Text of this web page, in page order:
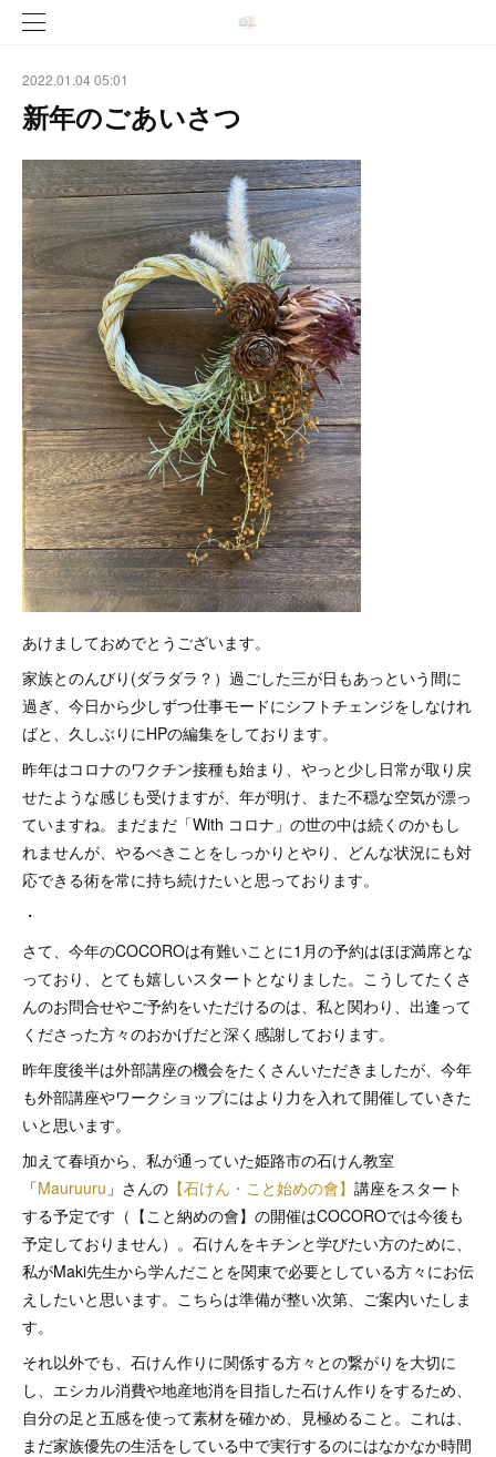
2022.01.04 05:01
新年のごあいさつ
あけましておめでとうございます。
家族とのんびり(ダラダラ？）過ごした三が日もあっという間に
過ぎ、今日から少しずつ仕事モードにシフトチェンジをしなけれ
ばと、久しぶりにHPの編集をしております。
昨年はコロナのワクチン接種も始まり、やっと少し日常が取り戻
せたような感じも受けますが、年が明け、また不穏な空気が漂っ
ていますね。まだまだ「With コロナ」の世の中は続くのかもし
れませんが、やるべきことをしっかりとやり、どんな状況にも対
応できる術を常に持ち続けたいと思っております。
・
さて、今年のCOCOROは有難いことに1月の予約はほぼ満席とな
っており、とても嬉しいスタートとなりました。こうしてたくさ
んのお問合せやご予約をいただけるのは、私と関わり、出逢って
くださった方々のおかげだと深く感謝しております。
昨年度後半は外部講座の機会をたくさんいただきましたが、今年
も外部講座やワークショップにはより力を入れて開催していきた
いと思います。
加えて春頃から、私が通っていた姫路市の石けん教室
「Mauruuru 」さんの 【石けん・こと始めの會】 講座をスタート
する予定です（【こと納めの會】の開催はCOCOROでは今後も
予定しておりません）。石けんをキチンと学びたい方のために、
私がMaki先生から学んだことを関東で必要としている方々にお伝
えしたいと思います。こちらは準備が整い次第、ご案内いたしま
す。
それ以外でも、石けん作りに関係する方々との繋がりを大切に
し、エシカル消費や地産地消を目指した石けん作りをするため、
自分の足と五感を使って素材を確かめ、見極めること。これは、
まだ家族優先の生活をしている中で実行するのにはなかなか時間